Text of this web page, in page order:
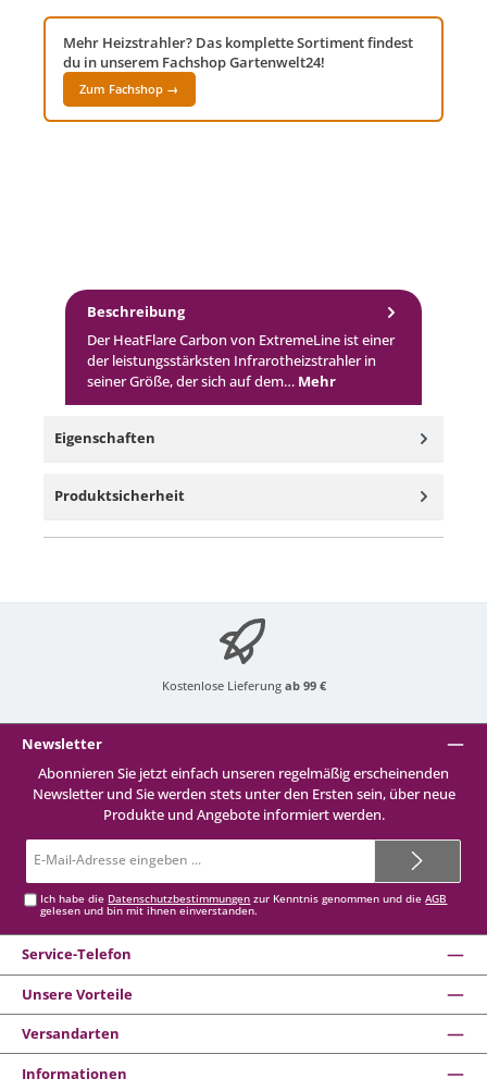
Mehr Heizstrahler? Das komplette Sortiment findest
du in unserem Fachshop Gartenwelt24!
Zum Fachshop →
Beschreibung
Der HeatFlare Carbon von ExtremeLine ist einer
der leistungsstärksten Infrarotheizstrahler in
seiner Größe, der sich auf dem… Mehr
Eigenschaften
Produktsicherheit
Kostenlose Lieferung ab 99 €
Newsletter
Abonnieren Sie jetzt einfach unseren regelmäßig erscheinenden
Newsletter und Sie werden stets unter den Ersten sein, über neue
Produkte und Angebote informiert werden.
Mail-
Ich habe die Datenschutzbestimmungen zur Kenntnis genommen und dieAGB
gelesen und bin mit ihnen einverstanden.
Service-Telefon
Unsere Vorteile
Versandarten
Informationen